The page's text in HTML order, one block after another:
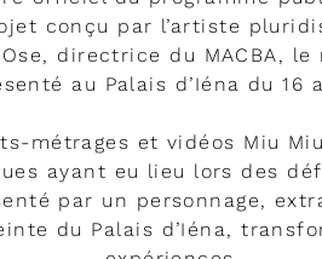
conçu par l’artiste
directrice du MACBA, le
au Palais d’Iéna du 16
métrages et vidéos Miu
ayant eu lieu lors des
par un personnage,
du Palais d’Iéna,